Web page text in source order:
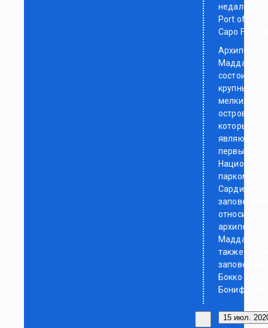
недалеко от
Port of Cala
Capo Ferrari)
Архипелаг
Маддалена
состоит из 7
крупных и
мелких
островов,
которые
являются
первым
парком на
Сардинии. К
относится
архипелаг
также
заповедник
Бокко ди
Бонифация.
15 июл.